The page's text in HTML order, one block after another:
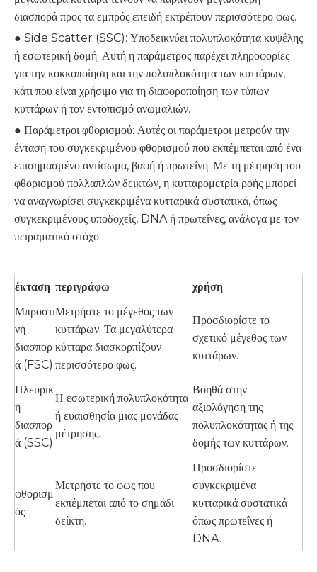
διασπορά προς τα εμπρός επειδή εκτρέπουν περισσότερο φως.
● Side Scatter (SSC): Υποδεικνύει πολυπλοκότητα κυψέλης
ή εσωτερική δομή. Αυτή η παράμετρος παρέχει πληροφορίες
για την κοκκοποίηση και την πολυπλοκότητα των κυττάρων,
κάτι που είναι χρήσιμο για τη διαφοροποίηση των τύπων
κυττάρων ή τον εντοπισμό ανωμαλιών.
● Παράμετροι φθορισμού: Αυτές οι παράμετροι μετρούν την
ένταση του συγκεκριμένου φθορισμού που εκπέμπεται από ένα
επισημασμένο αντίσωμα, βαφή ή πρωτεΐνη. Με τη μέτρηση του
φθορισμού πολλαπλών δεικτών, η κυτταρομετρία ροής μπορεί
να αναγνωρίσει συγκεκριμένα κυτταρικά συστατικά, όπως
συγκεκριμένους υποδοχείς, DNA ή πρωτεΐνες, ανάλογα με τον
πειραματικό στόχο.
έκταση περιγράφω
χρήση
Μπροστι
νή
διασπορ
ά (FSC)
Μετρήστε το μέγεθος των
κυττάρων. Τα μεγαλύτερα
κύτταρα διασκορπίζουν
περισσότερο φως.
Προσδιορίστε το
σχετικό μέγεθος των
κυττάρων.
Πλευρικ
ή
διασπορ
ά (SSC)
Η εσωτερική πολυπλοκότητα
ή ευαισθησία μιας μονάδας
μέτρησης.
Βοηθά στην
αξιολόγηση της
πολυπλοκότητας ή της
δομής των κυττάρων.
φθορισμ
ός
Μετρήστε το φως που
εκπέμπεται από το σημάδι
δείκτη.
Προσδιορίστε
συγκεκριμένα
κυτταρικά συστατικά
όπως πρωτεΐνες ή
DNA.